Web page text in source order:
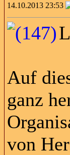
14.10.2013 23:53
Auf
ganz
von